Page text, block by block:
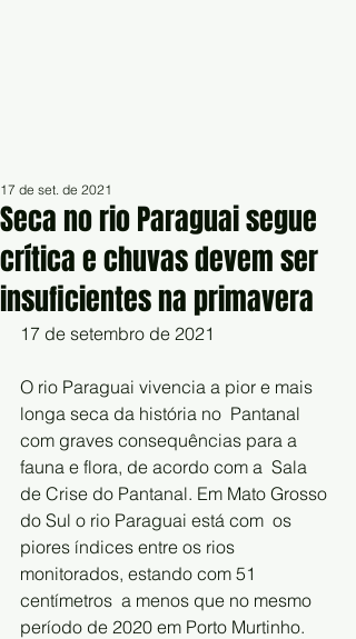
Seca no rio Paraguai segue
crítica e chuvas devem ser
insuficientes na primavera
17 de set. de 2021
17 de setembro de 2021
O rio Paraguai vivencia a pior e mais
longa seca da história no  Pantanal
com graves consequências para a
fauna e flora, de acordo com a  Sala
de Crise do Pantanal. Em Mato Grosso
do Sul o rio Paraguai está com  os
piores índices entre os rios
monitorados, estando com 51
centímetros  a menos que no mesmo
período de 2020 em Porto Murtinho.